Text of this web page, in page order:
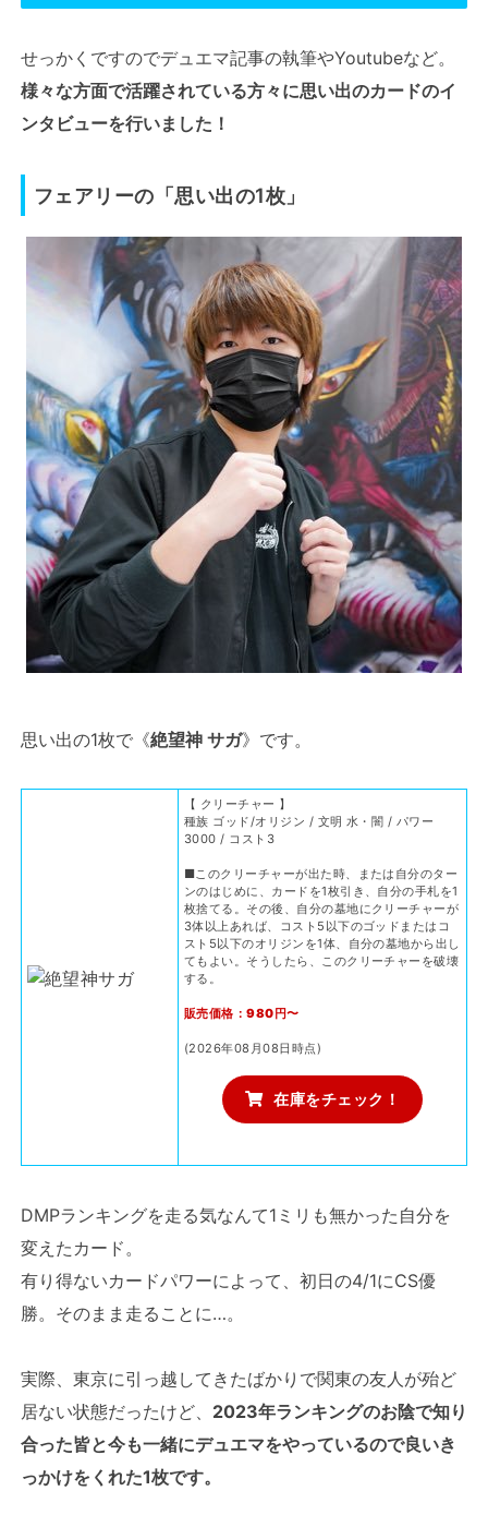
せっかくですのでデュエマ記事の執筆やYoutubeなど。
様々な方面で活躍されている方々に思い出のカードのイ
ンタビューを行いました！
フェアリーの「思い出の1枚」
思い出の1枚で《絶望神 サガ》です。
【 クリーチャー 】
種族 ゴッド/オリジン / 文明 水・闇 / パワー
3000 / コスト3
■このクリーチャーが出た時、または自分のター
ンのはじめに、カードを1枚引き、自分の手札を1
枚捨てる。その後、自分の墓地にクリーチャーが
3体以上あれば、コスト5以下のゴッドまたはコ
スト5以下のオリジンを1体、自分の墓地から出し
てもよい。そうしたら、このクリーチャーを破壊
する。
販売価格：980円〜
(2026年08月08日時点)
在庫をチェック！
DMPランキングを走る気なんて1ミリも無かった自分を
変えたカード。
有り得ないカードパワーによって、初日の4/1にCS優
勝。そのまま走ることに…。
実際、東京に引っ越してきたばかりで関東の友人が殆ど
居ない状態だったけど、 2023年ランキングのお陰で知り
合った皆と今も一緒にデュエマをやっているので良いき
っかけをくれた1枚です。